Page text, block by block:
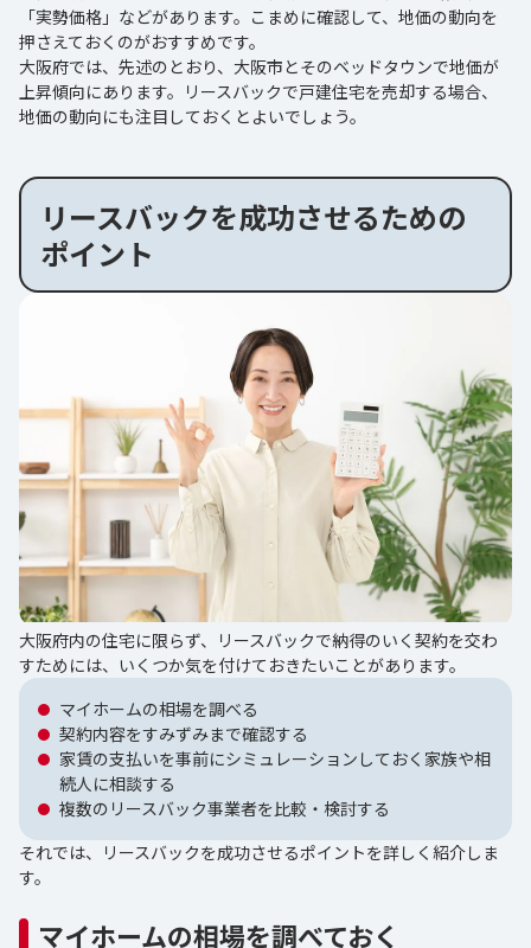
「実勢価格」などがあります。こまめに確認して、地価の動向を
押さえておくのがおすすめです。
大阪府では、先述のとおり、大阪市とそのベッドタウンで地価が
上昇傾向にあります。リースバックで戸建住宅を売却する場合、
地価の動向にも注目しておくとよいでしょう。
リースバックを成功させるための
ポイント
大阪府内の住宅に限らず、リースバックで納得のいく契約を交わ
すためには、いくつか気を付けておきたいことがあります。
マイホームの相場を調べる
契約内容をすみずみまで確認する
家賃の支払いを事前にシミュレーションしておく家族や相
続人に相談する
複数のリースバック事業者を比較・検討する
それでは、リースバックを成功させるポイントを詳しく紹介しま
す。
マイホームの相場を調べておく